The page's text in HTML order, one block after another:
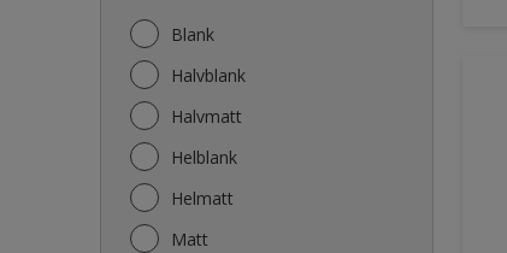
Blank
Halvblank
Halvmatt
Helblank
Helmatt
Matt